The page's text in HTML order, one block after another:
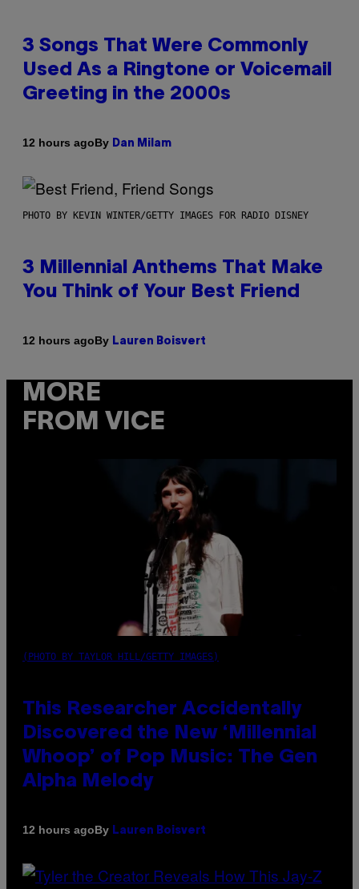
3 Songs That Were Commonly
Used As a Ringtone or Voicemail
Greeting in the 2000s
12 hours agoBy Dan Milam
PHOTO BY KEVIN WINTER/GETTY IMAGES FOR RADIO DISNEY
3 Millennial Anthems That Make
You Think of Your Best Friend
12 hours agoBy Lauren Boisvert
MORE
FROM VICE
(PHOTO BY TAYLOR HILL/GETTY IMAGES)
This Researcher Accidentally
Discovered the New ‘Millennial
Whoop’ of Pop Music: The Gen
Alpha Melody
12 hours agoBy Lauren Boisvert